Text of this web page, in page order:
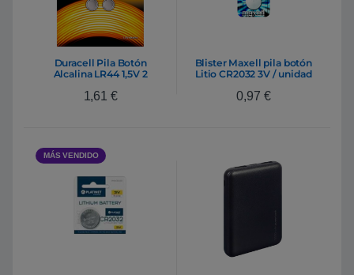
Duracell Pila Botón
Alcalina LR44 1,5V 2
1,61 €
Blister Maxell pila botón
Litio CR2032 3V / unidad
0,97 €
MÁS VENDIDO